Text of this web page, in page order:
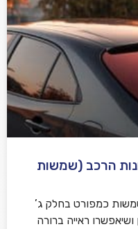
הרכב (שמשות
כמפורט בחלק ג’
ראייה ברורה